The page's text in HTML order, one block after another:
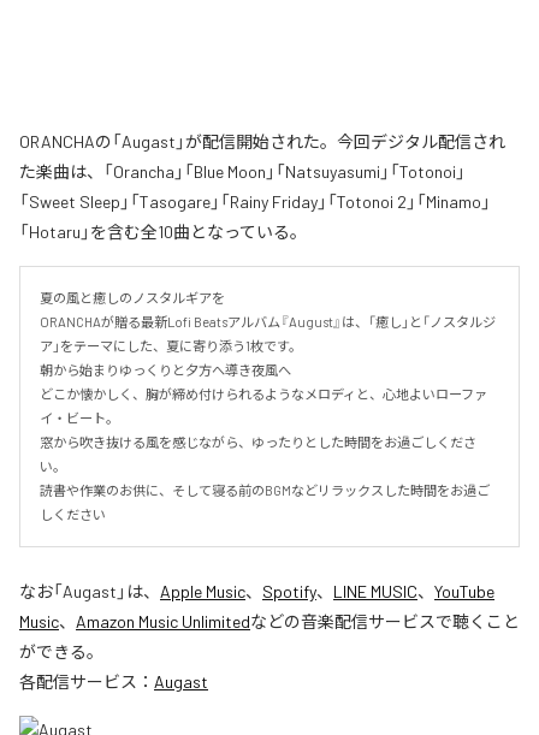
ORANCHAの「Augast」が配信開始された。今回デジタル配信され
た楽曲は、「Orancha」「Blue Moon」「Natsuyasumi」「Totonoi」
「Sweet Sleep」「Tasogare」「Rainy Friday」「Totonoi 2」「Minamo」
「Hotaru」を含む全10曲となっている。
夏の風と癒しのノスタルギアを
ORANCHAが贈る最新Lofi Beatsアルバム『August』は、「癒し」と「ノスタルジ
ア」をテーマにした、夏に寄り添う1枚です。
朝から始まりゆっくりと夕方へ導き夜風へ
どこか懐かしく、胸が締め付けられるようなメロディと、心地よいローファ
イ・ビート。
窓から吹き抜ける風を感じながら、ゆったりとした時間をお過ごしくださ
い。
読書や作業のお供に、そして寝る前のBGMなどリラックスした時間をお過ご
しください
なお「Augast 」は、 Apple Music、 Spotify、 LINE MUSIC、 YouTube
Music、 Amazon Music Unlimitedなどの音楽配信サービスで聴くこと
ができる。
各配信サービス： Augast